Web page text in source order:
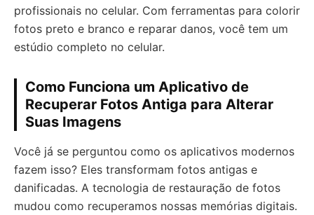
profissionais no celular. Com ferramentas para colorir
fotos preto e branco e reparar danos, você tem um
estúdio completo no celular.
Como Funciona um Aplicativo de
Recuperar Fotos Antiga para Alterar
Suas Imagens
Você já se perguntou como os aplicativos modernos
fazem isso? Eles transformam fotos antigas e
danificadas. A tecnologia de restauração de fotos
mudou como recuperamos nossas memórias digitais.